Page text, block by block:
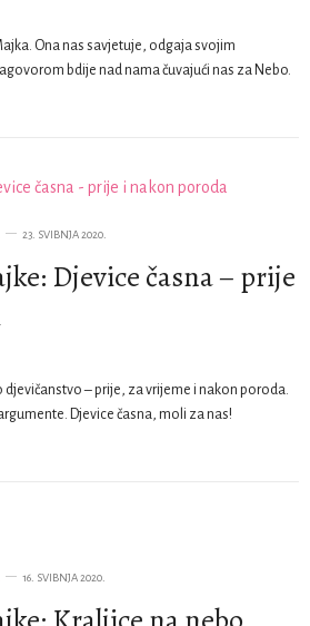
Ona nas savjetuje, odgaja svojim
bdije nad nama čuvajući nas za Nebo.
23. SVIBNJA 2020.
Djevice časna – prije
– prije, za vrijeme i nakon poroda.
Djevice časna, moli za nas!
16. SVIBNJA 2020.